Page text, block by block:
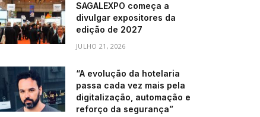
SAGALEXPO começa a
divulgar expositores da
edição de 2027
JULHO 21, 2026
“A evolução da hotelaria
passa cada vez mais pela
digitalização, automação e
reforço da segurança”